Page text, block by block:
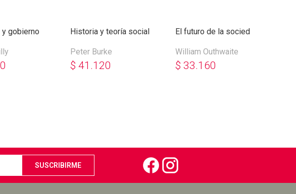
y gobierno Historia y teoría social
Peter Burke
$ 41.120
El futuro de la sociedad
William Outhwaite
$ 33.160